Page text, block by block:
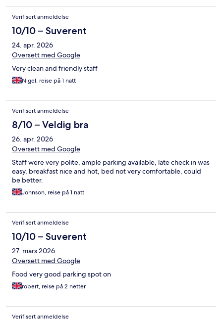
Verifisert anmeldelse
10/10 – Suverent
24. apr. 2026
Oversett med Google
Very clean and friendly staff
Nigel, reise på 1 natt
Verifisert anmeldelse
8/10 – Veldig bra
26. apr. 2026
Oversett med Google
Staff were very polite, ample parking available, late check in was
easy, breakfast nice and hot, bed not very comfortable, could
be better.
Johnson, reise på 1 natt
Verifisert anmeldelse
10/10 – Suverent
27. mars 2026
Oversett med Google
Food very good parking spot on
robert, reise på 2 netter
Verifisert anmeldelse